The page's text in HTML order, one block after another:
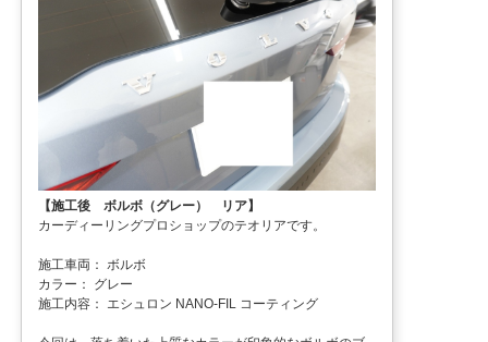
【施工後 ボルボ（グレー） リア】
カーディーリングプロショップのテオリアです。
施工車両： ボルボ
カラー： グレー
施工内容： エシュロン NANO-FIL コーティング